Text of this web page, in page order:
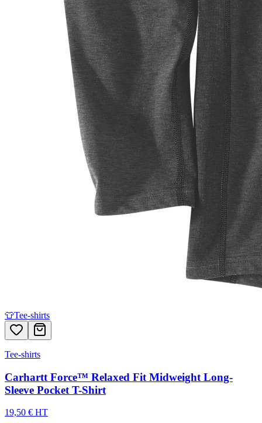
👕Tee-shirts
Tee-shirts
Carhartt Force™ Relaxed Fit Midweight Long-
Sleeve Pocket T-Shirt
19,50 € HT